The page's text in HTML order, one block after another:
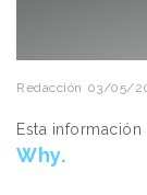
Redacción 03/05/
Esta
Why.